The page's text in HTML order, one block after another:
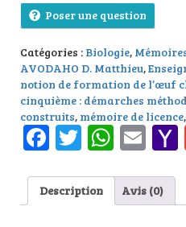
Poser une question
Catégories : Biologie,
AVODAHO D. Matthieu,
notion de formation de l’œuf
cinquième : démarches
construits, mémoire de licence,
Facebook
Twitter
Description Avis (0)